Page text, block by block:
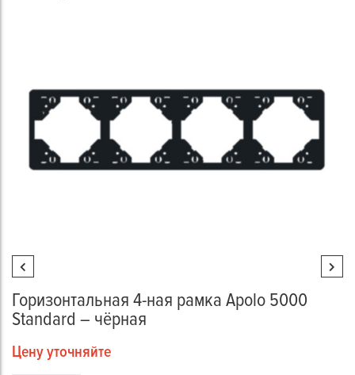
Горизонтальная 4-ная рамка Apolo 5000
Standard – чёрная
Цену уточняйте